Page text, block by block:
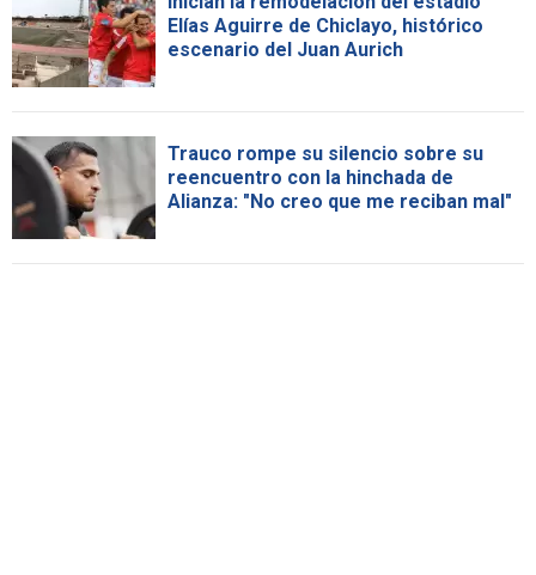
Elías Aguirre de Chiclayo, histórico
escenario del Juan Aurich
Trauco rompe su silencio sobre su
reencuentro con la hinchada de
Alianza: "No creo que me reciban mal"